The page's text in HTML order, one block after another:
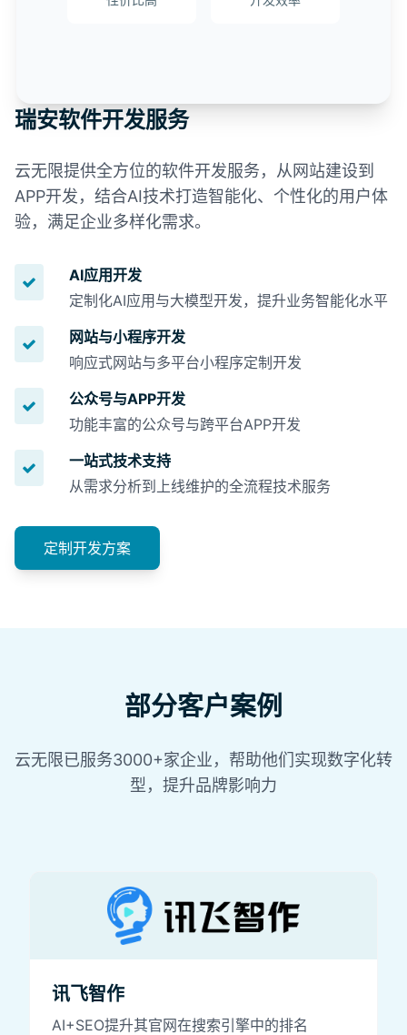
瑞安软件开发服务
云无限提供全方位的软件开发服务，从网站建设到
APP开发，结合AI技术打造智能化、个性化的用户体
验，满足企业多样化需求。
AI应用开发
定制化AI应用与大模型开发，提升业务智能化水平
网站与小程序开发
响应式网站与多平台小程序定制开发
公众号与APP开发
功能丰富的公众号与跨平台APP开发
一站式技术支持
从需求分析到上线维护的全流程技术服务
定制开发方案
部分客户案例
云无限已服务3000+家企业，帮助他们实现数字化转
型，提升品牌影响力
讯飞智作
AI+SEO提升其官网在搜索引擎中的排名